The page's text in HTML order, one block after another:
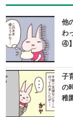
他
わ
④
子
の
稚